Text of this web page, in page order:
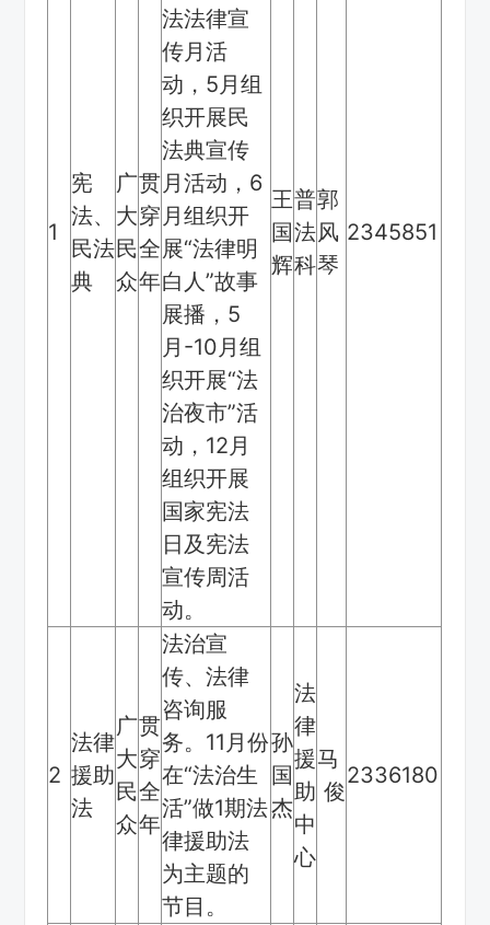
1
宪
法、
民法
典
广
大
民
众
贯
穿
全
年
法法律宣
传月活
动，5月组
织开展民
法典宣传
月活动，6
月组织开
展“法律明
白人”故事
展播，5
月-10月组
织开展“法
治夜市”活
动，12月
组织开展
国家宪法
日及宪法
宣传周活
动。
王
国
辉
普
法
科
郭
风
琴
2345851
2
法律
援助
法
广
大
民
众
贯
穿
全
年
法治宣
传、法律
咨询服
务。11月份
在“法治生
活”做1期法
律援助法
为主题的
节目。
孙
国
杰
法
律
援
助
中
心
马
俊
2336180